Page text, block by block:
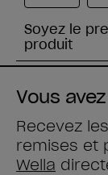
Vous
Recevez
remises et
Wella